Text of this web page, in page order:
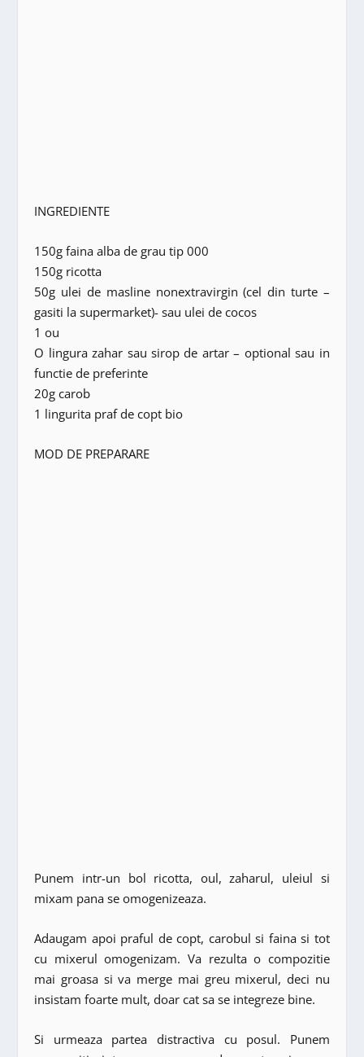
INGREDIENTE
150g faina alba de grau tip 000
150g ricotta
50g ulei de masline nonextravirgin (cel din turte –
gasiti la supermarket)- sau ulei de cocos
1 ou
O lingura zahar sau sirop de artar – optional sau in
functie de preferinte
20g carob
1 lingurita praf de copt bio
MOD DE PREPARARE
Punem intr-un bol ricotta, oul, zaharul, uleiul si
mixam pana se omogenizeaza.
Adaugam apoi praful de copt, carobul si faina si tot
cu mixerul omogenizam. Va rezulta o compozitie
mai groasa si va merge mai greu mixerul, deci nu
insistam foarte mult, doar cat sa se integreze bine.
Si urmeaza partea distractiva cu posul. Punem